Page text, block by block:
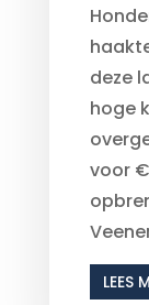
deze
hoge
voor
LEES